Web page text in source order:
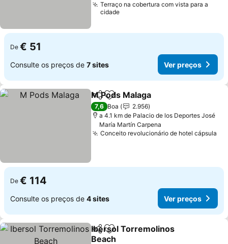
Terraço na cobertura com vista para a
cidade
De € 51
Consulte os preços de 7 sites Ver preços
PartilharAdicionar aos favoritos
M Pods Malaga
7,6 Boa
2.956
a 4.1 km de Palacio de los Deportes José
María Martín Carpena
Conceito revolucionário de hotel cápsula
De € 114
Consulte os preços de 4 sites Ver preços
PartilharAdicionar aos favoritos
Ibersol Torremolinos
Beach